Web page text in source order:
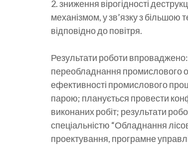
2. зниження вірогідності
механізмом, у зв’язку з більшою
відповідно до повітря.
Результати роботи
переобладнання промислового
ефективності промислового
парою; планується провести
виконаних робіт; результати
спеціальністю “Обладнання
проектування, програмне